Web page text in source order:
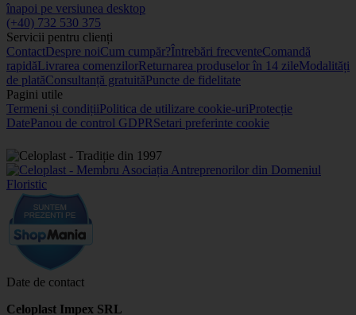
înapoi pe versiunea desktop
(+40) 732 530 375
Servicii pentru clienți
ContactDespre noiCum cumpăr?Întrebări frecventeComandă
rapidăLivrarea comenzilorReturnarea produselor în 14 zileModalități
de platăConsultanță gratuităPuncte de fidelitate
Pagini utile
Termeni și condițiiPolitica de utilizare cookie-uriProtecție
DatePanou de control GDPRSetari preferinte cookie
Date de contact
Celoplast Impex SRL